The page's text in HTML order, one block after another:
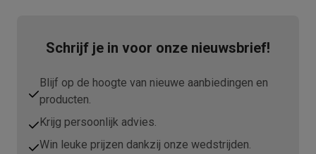
Schrijf je in voor onze nieuwsbrief!
Blijf op de hoogte van nieuwe aanbiedingen en
producten.
Krijg persoonlijk advies.
Win leuke prijzen dankzij onze wedstrijden.